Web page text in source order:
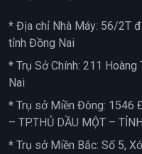
* Địa chỉ Nhà Máy: 56/2T
tỉnh Đồng Nai
* Trụ Sở Chính: 211 Hoàng
Nai
* Trụ sở Miền Đông: 1546
– TP.THỦ DẦU MỘT –
* Trụ sở Miền Bắc: Số 5,